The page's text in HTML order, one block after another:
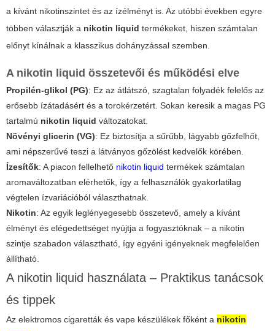
a kívánt nikotinszintet és az ízélményt is. Az utóbbi években egyre
többen választják a nikotin liquid termékeket, hiszen számtalan
előnyt kínálnak a klasszikus dohányzással szemben.
A nikotin liquid összetevői és működési elve
Propilén-glikol (PG): Ez az átlátszó, szagtalan folyadék felelős az
erősebb ízátadásért és a torokérzetért. Sokan keresik a magas PG
tartalmú nikotin liquid változatokat.
Növényi glicerin (VG): Ez biztosítja a sűrűbb, lágyabb gőzfelhőt,
ami népszerűvé teszi a látványos gőzölést kedvelők körében.
Ízesítők: A piacon fellelhető nikotin liquid termékek számtalan
aromaváltozatban elérhetők, így a felhasználók gyakorlatilag
végtelen ízvariációból választhatnak.
Nikotin: Az egyik leglényegesebb összetevő, amely a kívánt
élményt és elégedettséget nyújtja a fogyasztóknak – a nikotin
szintje szabadon választható, így egyéni igényeknek megfelelően
állítható.
A nikotin liquid használata – Praktikus tanácsok
és tippek
Az elektromos cigaretták és vape készülékek főként a nikotin